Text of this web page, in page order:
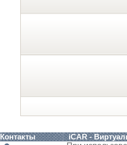
Контакты iCAR -